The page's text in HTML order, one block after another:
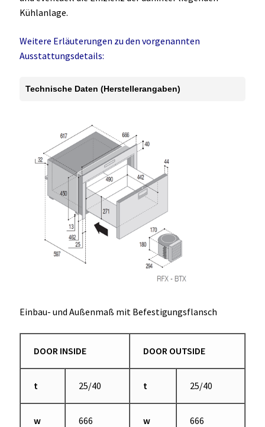
Kühlanlage.
Weitere Erläuterungen zu den vorgenannten
Ausstattungsdetails:
Technische Daten (Herstellerangaben)
Einbau- und Außenmaß mit Befestigungsflansch
DOOR INSIDE DOOR OUTSIDE
t 25/40 t 25/40
w 666 w 666